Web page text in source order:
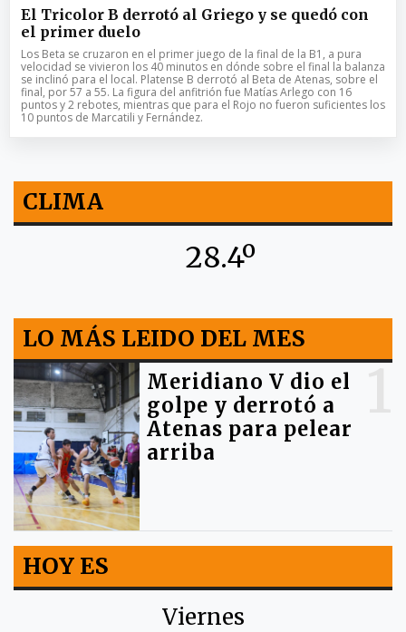
El Tricolor B derrotó al Griego y se quedó con
el primer duelo
Los Beta se cruzaron en el primer juego de la final de la B1, a pura
velocidad se vivieron los 40 minutos en dónde sobre el final la balanza
se inclinó para el local. Platense B derrotó al Beta de Atenas, sobre el
final, por 57 a 55. La figura del anfitrión fue Matías Arlego con 16
puntos y 2 rebotes, mientras que para el Rojo no fueron suficientes los
10 puntos de Marcatili y Fernández.
CLIMA
28.4º
LO MÁS LEIDO DEL MES
Meridiano V dio el
golpe y derrotó a
Atenas para pelear
arriba
HOY ES
Viernes